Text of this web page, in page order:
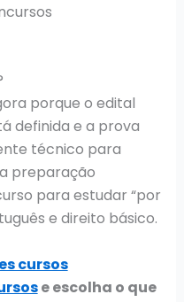
porque o edital
definida e a prova
técnico para
preparação
para estudar “por
e direito básico.
cursos
e escolha o que